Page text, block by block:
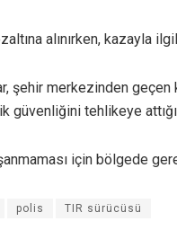
alınırken, kazayla
şehir merkezinden geçen
güvenliğini tehlikeye
için bölgede
polis TIR sürücüsü